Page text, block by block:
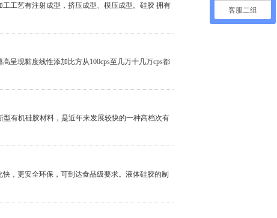
工艺有注射成型，挤压成型、模压成型。硅胶 拥有
呈现黏度线性添加比方从100cps至几万十几万cps都
有机硅胶材料，是近年来发展较快的一种高档次有
，更安全环保，可到达食品级要求。液体硅胶的制
客服二组